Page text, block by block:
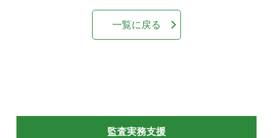
監査実務支援
一覧に戻る